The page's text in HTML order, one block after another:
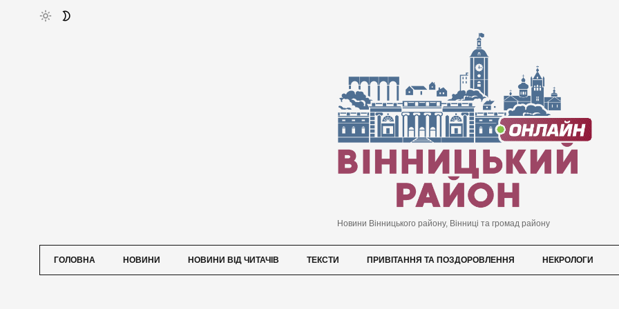
Новини Вінницького району, Вінниці та громад району
ГОЛОВНА НОВИНИ НОВИНИ ВІД ЧИТАЧІВ ТЕКСТИ ПРИВІТАННЯ ТА ПОЗДОРОВЛЕННЯ НЕКРОЛОГИ